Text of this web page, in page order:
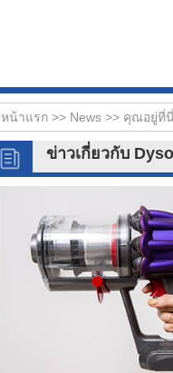
หน้าแรก >> News >> คุณอยู่ที่นี่
ข่าวเกี่ยวกับ